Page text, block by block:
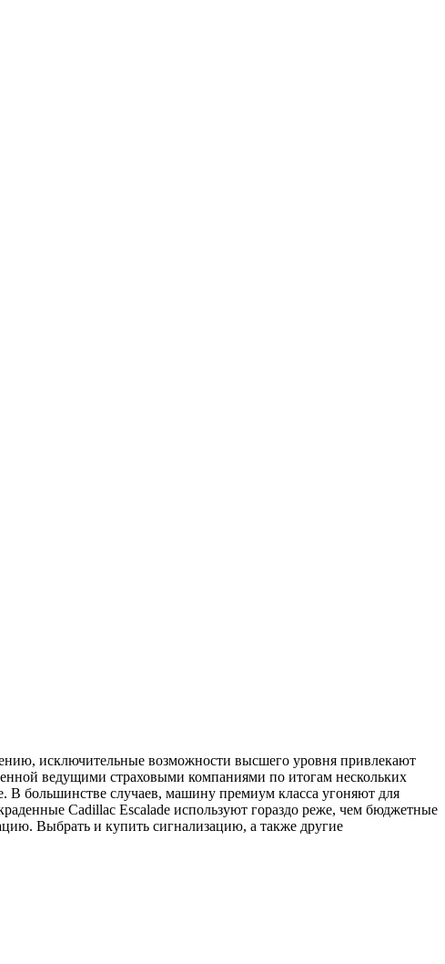
исключительные возможности высшего уровня привлекают
ведущими страховыми компаниями по итогам нескольких
В большинстве случаев, машину премиум класса угоняют для
Cadillac Escalade используют гораздо реже, чем бюджетные
Выбрать и купить сигнализацию, а также другие